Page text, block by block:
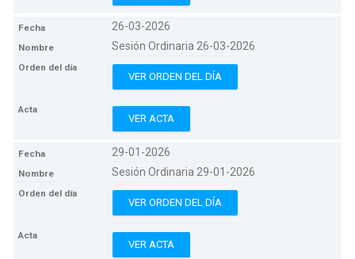
26-03-2026
Sesión Ordinaria 26-03-2026
VER ORDEN DEL DÍA
VER ACTA
29-01-2026
Sesión Ordinaria 29-01-2026
VER ORDEN DEL DÍA
VER ACTA